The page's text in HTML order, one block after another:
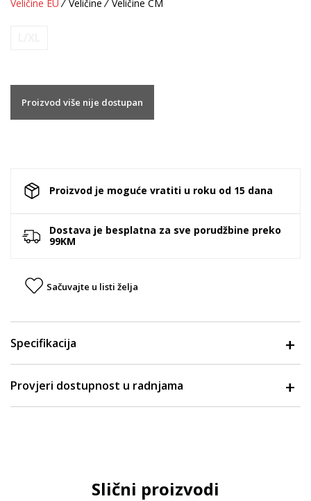
Veličine EU Veličine Veličine CM
Proizvod više nije dostupan
Proizvod je moguće vratiti u roku od 15 dana
Dostava je besplatna za sve porudžbine preko
99KM
Sačuvajte u listi želja
Specifikacija
Provjeri dostupnost u radnjama
Slični proizvodi